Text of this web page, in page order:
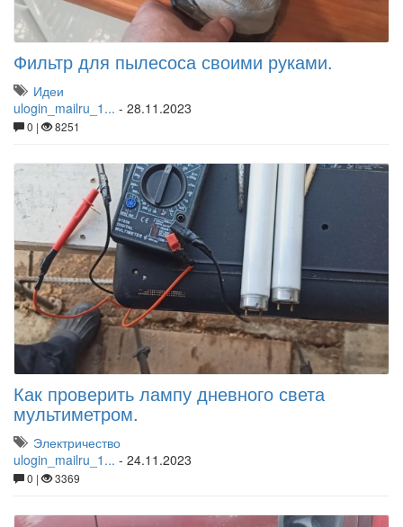
Фильтр для пылесоса своими руками.
Идеи
ulogin_mailru_1... - 28.11.2023
0 | 8251
Как проверить лампу дневного света
мультиметром.
Электричество
ulogin_mailru_1... - 24.11.2023
0 | 3369